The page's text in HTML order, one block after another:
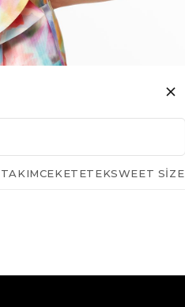
TAKIMCEKETETEKSWEET SIZE